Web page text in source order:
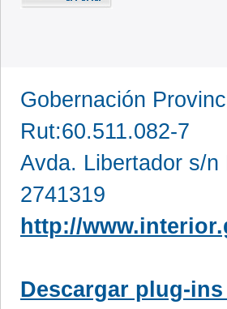
Gobernación
Rut:60.511.082-7
Avda. Libertador s/
2741319
http://
Descargar plug-